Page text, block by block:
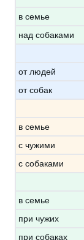
в семье
над собаками
от людей
от собак
в семье
с чужими
с собаками
в семье
при чужих
при собаках